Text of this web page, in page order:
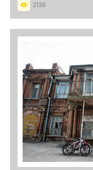
2138